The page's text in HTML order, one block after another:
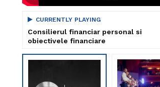
CURRENTLY PLAYING
Consilierul financiar personal si
obiectivele financiare